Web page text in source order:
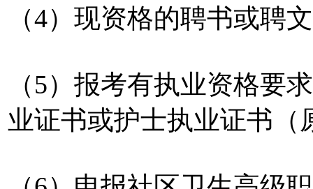
（4）现资格的聘书或聘
（5）报考有执业资格要
业证书或护士执业证书（